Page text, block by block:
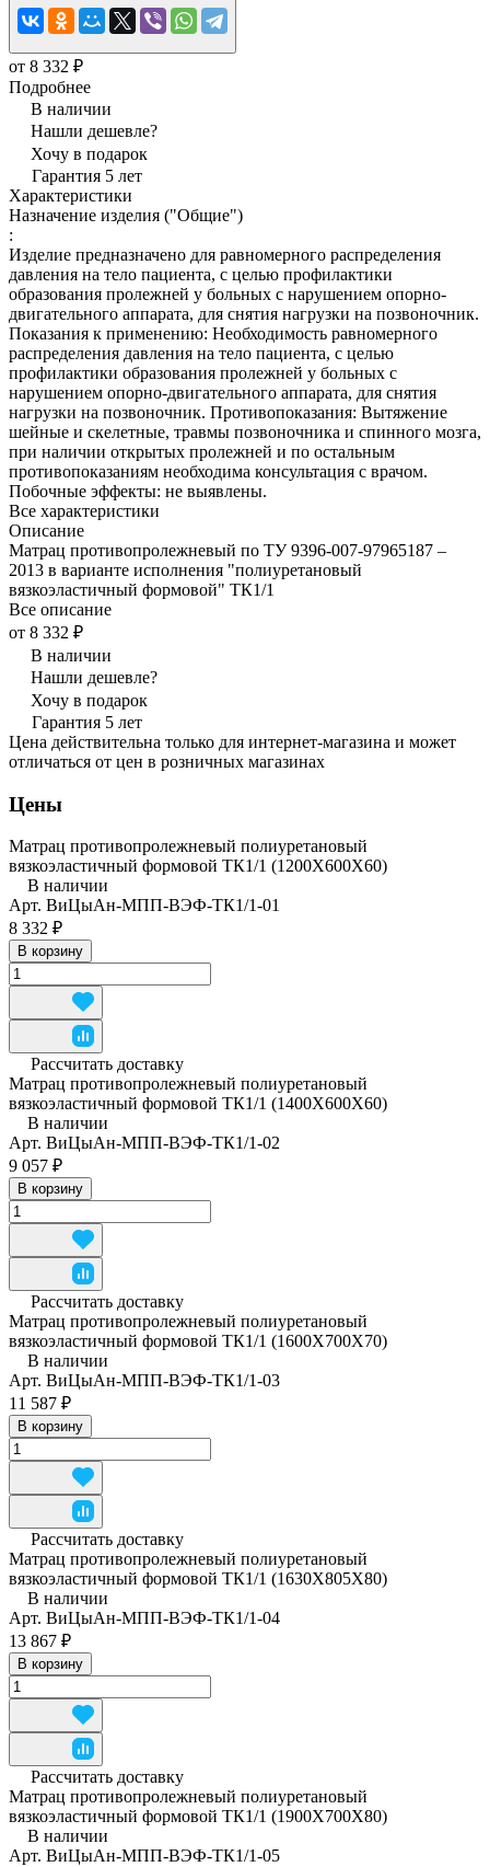
от 8 332 ₽
Подробнее
В наличии
Нашли дешевле?
Хочу в подарок
Гарантия 5 лет
Характеристики
Назначение изделия ("Общие")
:
Изделие предназначено для равномерного распределения
давления на тело пациента, с целью профилактики
образования пролежней у больных с нарушением опорно-
двигательного аппарата, для снятия нагрузки на позвоночник.
Показания к применению: Необходимость равномерного
распределения давления на тело пациента, с целью
профилактики образования пролежней у больных с
нарушением опорно-двигательного аппарата, для снятия
нагрузки на позвоночник. Противопоказания: Вытяжение
шейные и скелетные, травмы позвоночника и спинного мозга,
при наличии открытых пролежней и по остальным
противопоказаниям необходима консультация с врачом.
Побочные эффекты: не выявлены.
Все характеристики
Описание
Матрац противопролежневый по ТУ 9396-007-97965187 –
2013 в варианте исполнения "полиуретановый
вязкоэластичный формовой" ТК1/1
Все описание
от 8 332 ₽
В наличии
Нашли дешевле?
Хочу в подарок
Гарантия 5 лет
Цена действительна только для интернет-магазина и может
отличаться от цен в розничных магазинах
Цены
Матрац противопролежневый полиуретановый
вязкоэластичный формовой ТК1/1 (1200Х600Х60)
В наличии
Арт. ВиЦыАн-МПП-ВЭФ-ТК1/1-01
8 332 ₽
В корзину
Рассчитать доставку
Матрац противопролежневый полиуретановый
вязкоэластичный формовой ТК1/1 (1400Х600Х60)
В наличии
Арт. ВиЦыАн-МПП-ВЭФ-ТК1/1-02
9 057 ₽
В корзину
Рассчитать доставку
Матрац противопролежневый полиуретановый
вязкоэластичный формовой ТК1/1 (1600Х700Х70)
В наличии
Арт. ВиЦыАн-МПП-ВЭФ-ТК1/1-03
11 587 ₽
В корзину
Рассчитать доставку
Матрац противопролежневый полиуретановый
вязкоэластичный формовой ТК1/1 (1630Х805Х80)
В наличии
Арт. ВиЦыАн-МПП-ВЭФ-ТК1/1-04
13 867 ₽
В корзину
Рассчитать доставку
Матрац противопролежневый полиуретановый
вязкоэластичный формовой ТК1/1 (1900Х700Х80)
В наличии
Арт. ВиЦыАн-МПП-ВЭФ-ТК1/1-05